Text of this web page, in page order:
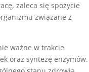
zaleca się spożycie
związane z
ważne w trakcie
oraz syntezę enzymów.